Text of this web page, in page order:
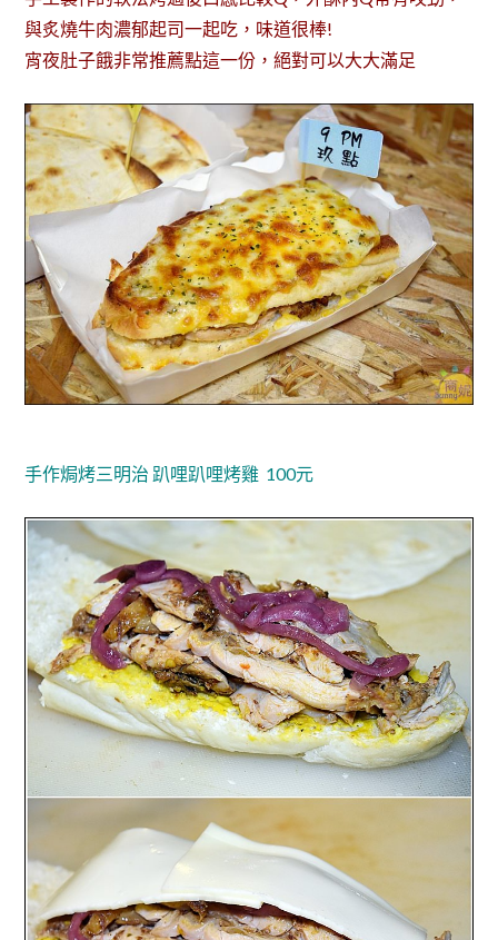
與炙燒牛肉濃郁起司一起吃，味道很棒!
宵夜肚子餓非常推薦點這一份，絕對可以大大滿足
手作焗烤三明治 趴哩趴哩烤雞 100元